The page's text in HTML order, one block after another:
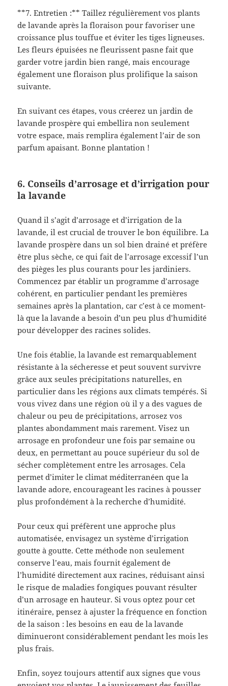
**7. Entretien :** Taillez régulièrement vos plants
de lavande après la floraison pour favoriser une
croissance plus touffue et éviter les tiges ligneuses.
Les fleurs épuisées ne fleurissent pasne fait que
garder votre jardin bien rangé, mais encourage
également une floraison plus prolifique la saison
suivante.
En suivant ces étapes, vous créerez un jardin de
lavande prospère qui embellira non seulement
votre espace, mais remplira également l’air de son
parfum apaisant. Bonne plantation !
6. Conseils d’arrosage et d’irrigation pour
la lavande
Quand il s’agit d’arrosage et d’irrigation de la
lavande, il est crucial de trouver le bon équilibre. La
lavande prospère dans un sol bien drainé et préfère
être plus sèche, ce qui fait de l’arrosage excessif l’un
des pièges les plus courants pour les jardiniers.
Commencez par établir un programme d’arrosage
cohérent, en particulier pendant les premières
semaines après la plantation, car c’est à ce moment-
là que la lavande a besoin d’un peu plus d’humidité
pour développer des racines solides.
Une fois établie, la lavande est remarquablement
résistante à la sécheresse et peut souvent survivre
grâce aux seules précipitations naturelles, en
particulier dans les régions aux climats tempérés. Si
vous vivez dans une région où il y a des vagues de
chaleur ou peu de précipitations, arrosez vos
plantes abondamment mais rarement. Visez un
arrosage en profondeur une fois par semaine ou
deux, en permettant au pouce supérieur du sol de
sécher complètement entre les arrosages. Cela
permet d’imiter le climat méditerranéen que la
lavande adore, encourageant les racines à pousser
plus profondément à la recherche d’humidité.
Pour ceux qui préfèrent une approche plus
automatisée, envisagez un système d’irrigation
goutte à goutte. Cette méthode non seulement
conserve l’eau, mais fournit également de
l’humidité directement aux racines, réduisant ainsi
le risque de maladies fongiques pouvant résulter
d’un arrosage en hauteur. Si vous optez pour cet
itinéraire, pensez à ajuster la fréquence en fonction
de la saison : les besoins en eau de la lavande
diminueront considérablement pendant les mois les
plus frais.
Enfin, soyez toujours attentif aux signes que vous